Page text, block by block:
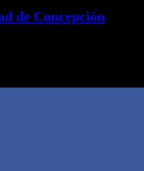
de Concepción